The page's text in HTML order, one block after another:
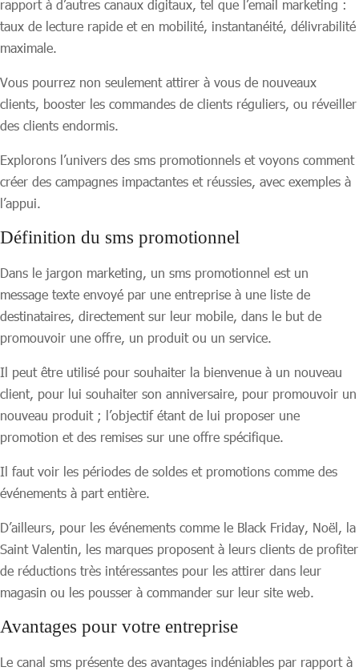
rapport à d’autres canaux digitaux, tel que l’email marketing :
taux de lecture rapide et en mobilité, instantanéité, délivrabilité
maximale.
Vous pourrez non seulement attirer à vous de nouveaux
clients, booster les commandes de clients réguliers, ou réveiller
des clients endormis.
Explorons l’univers des sms promotionnels et voyons comment
créer des campagnes impactantes et réussies, avec exemples à
l’appui.
Définition du sms promotionnel
Dans le jargon marketing, un sms promotionnel est un
message texte envoyé par une entreprise à une liste de
destinataires, directement sur leur mobile, dans le but de
promouvoir une offre, un produit ou un service.
Il peut être utilisé pour souhaiter la bienvenue à un nouveau
client, pour lui souhaiter son anniversaire, pour promouvoir un
nouveau produit ; l’objectif étant de lui proposer une
promotion et des remises sur une offre spécifique.
Il faut voir les périodes de soldes et promotions comme des
événements à part entière.
D’ailleurs, pour les événements comme le Black Friday, Noël, la
Saint Valentin, les marques proposent à leurs clients de profiter
de réductions très intéressantes pour les attirer dans leur
magasin ou les pousser à commander sur leur site web.
Avantages pour votre entreprise
Le canal sms présente des avantages indéniables par rapport à